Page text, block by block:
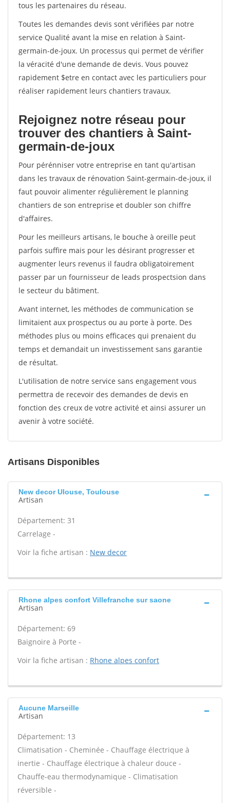
tous les partenaires du réseau.
Toutes les demandes devis sont vérifiées par notre
service Qualité avant la mise en relation à Saint-
germain-de-joux. Un processus qui permet de vérifier
la véracité d'une demande de devis. Vous pouvez
rapidement $etre en contact avec les particuliers pour
réaliser rapidement leurs chantiers travaux.
Rejoignez notre réseau pour
trouver des chantiers à Saint-
germain-de-joux
Pour pérénniser votre entreprise en tant qu'artisan
dans les travaux de rénovation Saint-germain-de-joux, il
faut pouvoir alimenter régulièrement le planning
chantiers de son entreprise et doubler son chiffre
d'affaires.
Pour les meilleurs artisans, le bouche à oreille peut
parfois suffire mais pour les désirant progresser et
augmenter leurs revenus il faudra obligatoirement
passer par un fournisseur de leads prospectsion dans
le secteur du bâtiment.
Avant internet, les méthodes de communication se
limitaient aux prospectus ou au porte à porte. Des
méthodes plus ou moins efficaces qui prenaient du
temps et demandait un investissement sans garantie
de résultat.
L'utilisation de notre service sans engagement vous
permettra de recevoir des demandes de devis en
fonction des creux de votre activité et ainsi assurer un
avenir à votre société.
Artisans Disponibles
New decor Ulouse, Toulouse
Artisan
Département: 31
Carrelage -
Voir la fiche artisan : New decor
Rhone alpes confort Villefranche sur saone
Artisan
Département: 69
Baignoire à Porte -
Voir la fiche artisan : Rhone alpes confort
Aucune Marseille
Artisan
Département: 13
Climatisation - Cheminée - Chauffage électrique à
inertie - Chauffage électrique à chaleur douce -
Chauffe-eau thermodynamique - Climatisation
réversible -